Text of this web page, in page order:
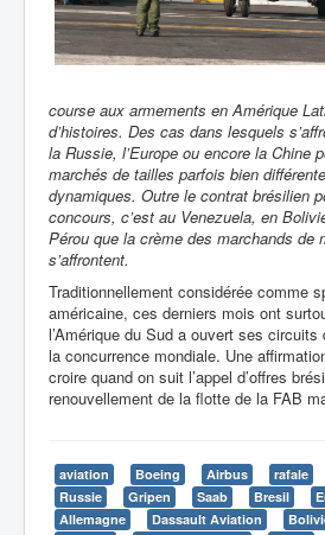
course aux armements en Amérique
d’histoires. Des cas dans lesquels
la Russie, l’Europe ou encore la Chine
marchés de tailles parfois bien
dynamiques. Outre le contrat brésilien
concours, c’est au Venezuela, en
Pérou que la crème des marchands de
s’affrontent.
Traditionnellement considérée comme
américaine, ces derniers mois ont
l’Amérique du Sud a ouvert ses circuits
la concurrence mondiale. Une
croire quand on suit l’appel d’offres
renouvellement de la flotte de la FAB
aviation Boeing Airbus rafale
Russie
Gripen Saab Bresil
Allemagne
Dassault Aviation